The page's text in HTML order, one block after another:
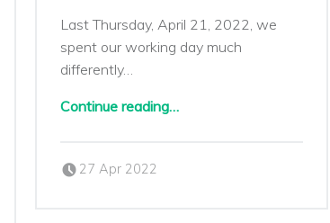
Last Thursday, April 21, 2022, we
spent our working day much
differently…
Continue reading…
27 Apr 2022